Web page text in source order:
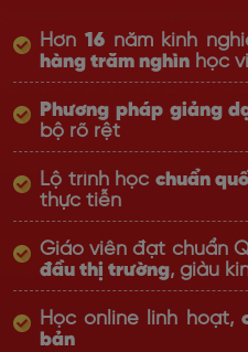
Hơn 16năm kinh
hàng trăm nghìn học
Phương pháp giảng
bộ rõ rệt
Lộ trình học chuẩn
thực tiễn
Giáo viên đạt chuẩn
đầu thị trường, giàu
Học online linh hoạt,
bản